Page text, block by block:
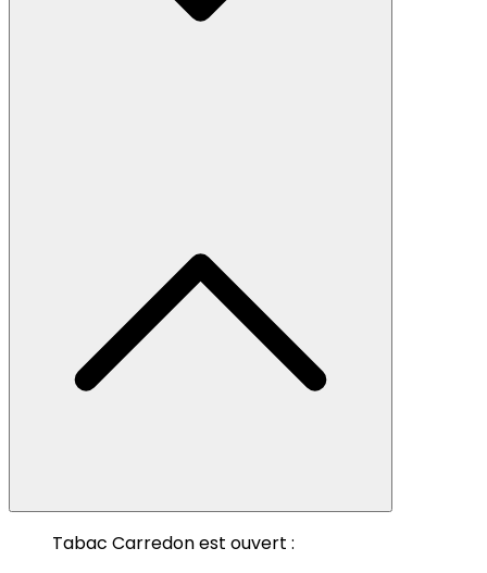
Tabac Carredon est ouvert :